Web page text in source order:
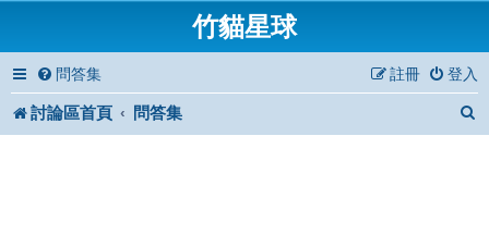
竹貓星球
問答集 登入
註冊
討論區首頁 問答集